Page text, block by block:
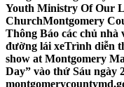
Youth Ministry Of Our
ChurchMontgomery
Thông Báo các chủ nhà
đường lái xeTrình diễn
show at Montgomery
Day” vào thứ Sáu ngày